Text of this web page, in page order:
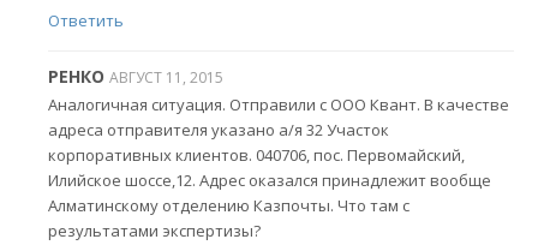
Ответить
РЕНКО АВГУСТ 11, 2015
Аналогичная ситуация. Отправили с ООО Квант. В качестве
адреса отправителя указано а/я 32 Участок
корпоративных клиентов. 040706, пос. Первомайский,
Илийское шоссе,12. Адрес оказался принадлежит вообще
Алматинскому отделению Казпочты. Что там с
результатами экспертизы?